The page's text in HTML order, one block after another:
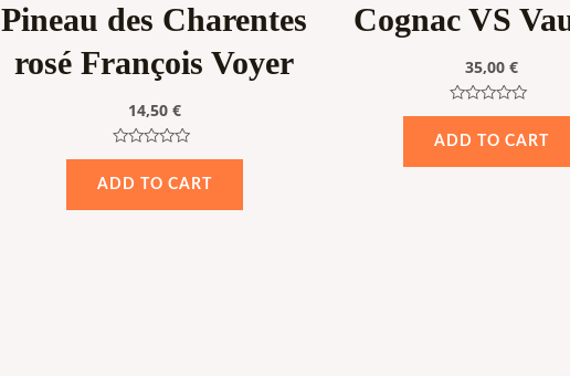
Pineau des Charentes
rosé François Voyer
14,50 €
Rated
out
ADD TO CART
Cognac VS
35,00 €
Rated
out
ADD TO CART